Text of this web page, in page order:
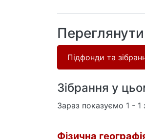
Переглянути
Підфонди та
Зібрання у
Зараз показуємо 1 - 1
Фізична